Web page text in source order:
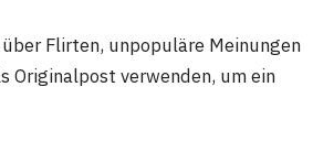
Flirten, unpopuläre Meinungen
Originalpost verwenden, um ein